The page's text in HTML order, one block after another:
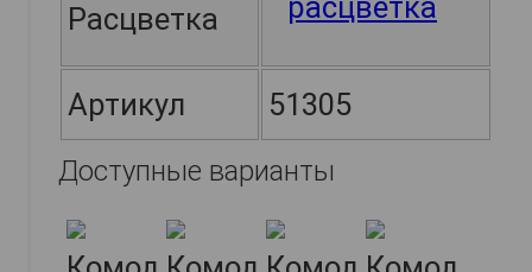
Расцветка
Артикул 51305
Доступные варианты